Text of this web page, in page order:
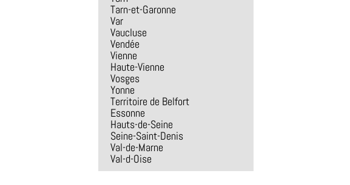
Tarn-et-Garonne
Var
Vaucluse
Vendée
Vienne
Haute-Vienne
Vosges
Yonne
Territoire de Belfort
Essonne
Hauts-de-Seine
Seine-Saint-Denis
Val-de-Marne
Val-d-Oise